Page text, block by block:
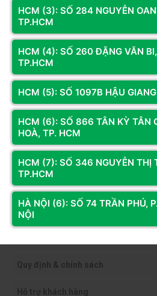
Quy định & chính sách
Hỗ trợ khách hàng
HCM (3): SỐ 284 NGUYỄN
TP.HCM
HCM (4): SỐ 260 ĐẶNG VĂN
TP.HCM
HCM (5): SỐ 1097B HẬU
HCM (6): SỐ 866 TÂN KỲ TÂN
HOÀ, TP. HCM
HCM (7): SỐ 346 NGUYỄN THỊ
TP.HCM
HÀ NỘI (6): SỐ 74 TRẦN PHÚ,
NỘI